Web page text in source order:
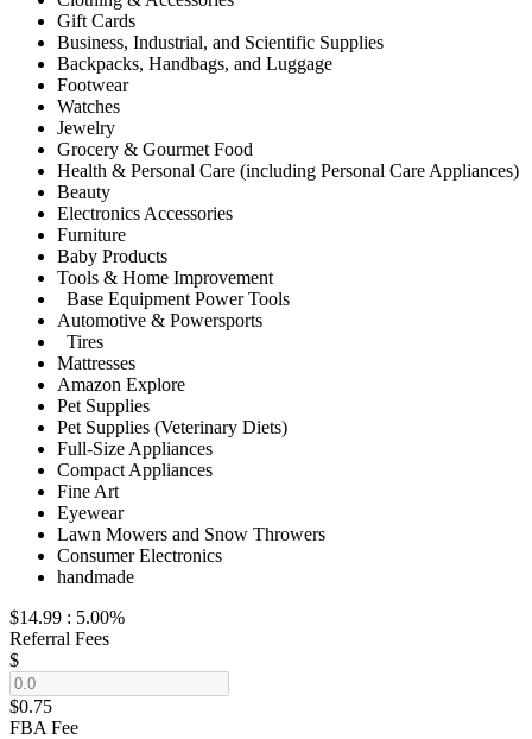
Gift Cards
Business, Industrial, and Scientific Supplies
Backpacks, Handbags, and Luggage
Footwear
Watches
Jewelry
Grocery & Gourmet Food
Health & Personal Care (including Personal Care Appliances)
Beauty
Electronics Accessories
Furniture
Baby Products
Tools & Home Improvement
Base Equipment Power Tools
Automotive & Powersports
Tires
Mattresses
Amazon Explore
Pet Supplies
Pet Supplies (Veterinary Diets)
Full-Size Appliances
Compact Appliances
Fine Art
Eyewear
Lawn Mowers and Snow Throwers
Consumer Electronics
handmade
$14.99 : 5.00%
Referral Fees
$
$0.75
FBA Fee